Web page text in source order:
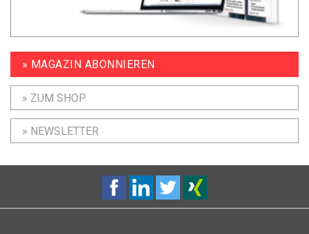
» MAGAZIN ABONNIEREN
» ZUM SHOP
» NEWSLETTER